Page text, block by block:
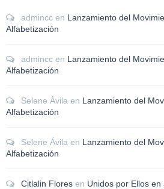
admincc en Lanzamiento del
Alfabetización
admincc en Lanzamiento del
Alfabetización
Selene Ávila en Lanzamiento del
Alfabetización
Selene Ávila en Lanzamiento del
Alfabetización
Citlalin Flores en Unidos por Ellos